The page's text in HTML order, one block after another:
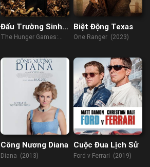
Đấu Trường Sinh
Tử: Khúc Hát Của
Độc
The Hunger Games:
& Snakes (2023)
Biệt Động Texas
One Ranger (2023)
Công Nương Diana
Diana (2013)
Cuộc Đua Lịch Sử
Ford v Ferrari (2019)